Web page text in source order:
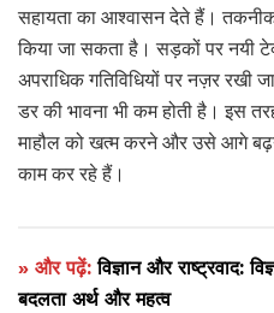
सहायता का आश्वासन देते हैं।
किया जा सकता है। सड़कों पर नयी
अपराधिक गतिविधियों पर नज़र
डर की भावना भी कम होती है। इस
माहौल को खत्म करने और उसे आगे
काम कर रहे हैं।
» और पढ़ें:विज्ञान और राष्ट्रवाद:
बदलता अर्थ और महत्व